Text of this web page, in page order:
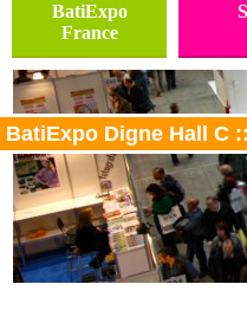
BatiExpo
France
BatiExpo Digne Hall C